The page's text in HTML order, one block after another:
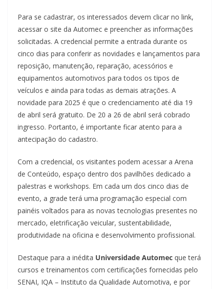
Para se cadastrar, os interessados devem clicar no link,
acessar o site da Automec e preencher as informações
solicitadas. A credencial permite a entrada durante os
cinco dias para conferir as novidades e lançamentos para
reposição, manutenção, reparação, acessórios e
equipamentos automotivos para todos os tipos de
veículos e ainda para todas as demais atrações. A
novidade para 2025 é que o credenciamento até dia 19
de abril será gratuito. De 20 a 26 de abril será cobrado
ingresso. Portanto, é importante ficar atento para a
antecipação do cadastro.
Com a credencial, os visitantes podem acessar a Arena
de Conteúdo, espaço dentro dos pavilhões dedicado a
palestras e workshops. Em cada um dos cinco dias de
evento, a grade terá uma programação especial com
painéis voltados para as novas tecnologias presentes no
mercado, eletrificação veicular, sustentabilidade,
produtividade na oficina e desenvolvimento profissional.
Destaque para a inédita Universidade Automec que terá
cursos e treinamentos com certificações fornecidas pelo
SENAI, IQA – Instituto da Qualidade Automotiva, e por